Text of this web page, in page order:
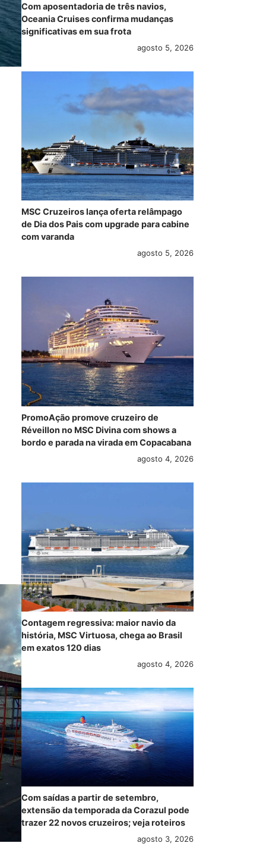
Com aposentadoria de três navios,
Oceania Cruises confirma mudanças
significativas em sua frota
agosto 5, 2026
MSC Cruzeiros lança oferta relâmpago
de Dia dos Pais com upgrade para cabine
com varanda
agosto 5, 2026
PromoAção promove cruzeiro de
Réveillon no MSC Divina com shows a
bordo e parada na virada em Copacabana
agosto 4, 2026
Contagem regressiva: maior navio da
história, MSC Virtuosa, chega ao Brasil
em exatos 120 dias
agosto 4, 2026
Com saídas a partir de setembro,
extensão da temporada da Corazul pode
trazer 22 novos cruzeiros; veja roteiros
agosto 3, 2026